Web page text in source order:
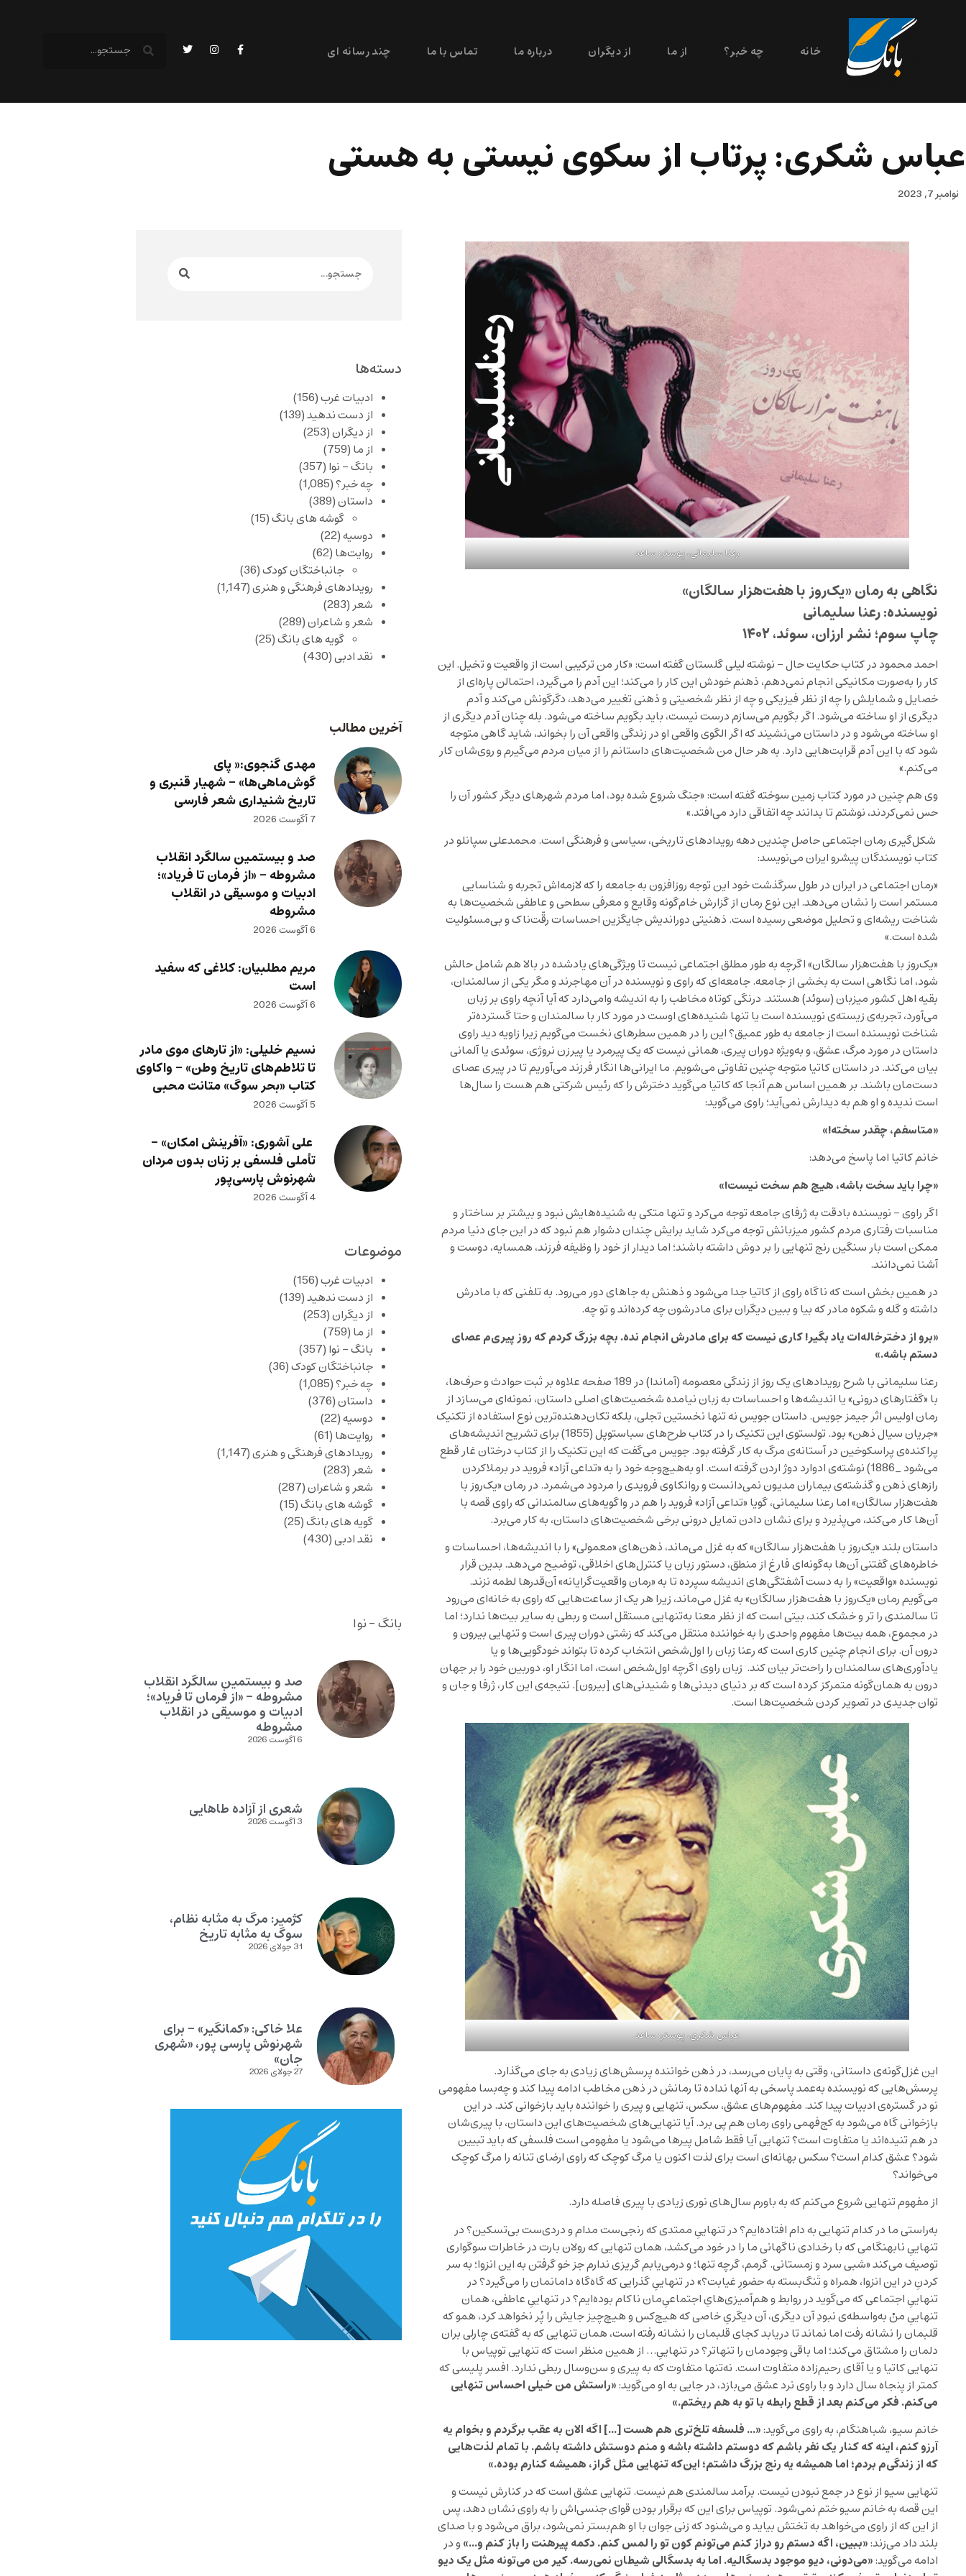
خانه چه خبر؟ از ما از دیگران درباره ما تماس با ما چند رسانه ای
عباس شکری: پرتاب از سکوی نیستی به هستی
نوامبر 7, 2023
رعنا سلیمانی، پوستر: ساعد
نگاهی به رمان «یک‌روز با هفت‌هزار سالگان»
نویسنده: رعنا سلیمانی
چاپ سوم؛ نشر ارزان، سوئد، ۱۴۰۲
احمد محمود در کتاب حکایت حال – نوشته لیلی گلستان گفته است: «کار من ترکیبی است از واقعیت و تخیل. این
کار را به‌صورت مکانیکی انجام نمی‌دهم، ذهنم خودش این کار را می‌کند؛ این آدم را می‌گیرد، احتمالن پاره‌ای از
خصایل و شمایلش را چه از نظر فیزیکی و چه از نظر شخصیتی و ذهنی تغییر می‌دهد، دگرگونش می‌کند و آدم
دیگری از او ساخته می‌شود. اگر بگویم می‌سازم درست نیست، باید بگویم ساخته می‌شود. بله چنان آدم دیگری از
او ساخته می‌شود و در داستان می‌نشیند که اگر الگوی واقعی او در زندگی واقعی آن را بخواند، شاید گاهی متوجه
شود که با این آدم قرابت‌هایی دارد. به هر حال من شخصیت‌های داستانم را از میان مردم می‌گیرم و روی‌شان کار
می‌کنم.»
وی هم چنین در مورد کتاب زمین سوخته گفته است: «جنگ شروع شده بود، اما مردم شهرهای دیگر کشور آن را
حس نمی‌کردند، نوشتم تا بدانند چه اتفاقی دارد می‌افتد.»
شکل‌گیری رمان اجتماعی حاصل چندین دهه رویدادهای تاریخی، سیاسی و فرهنگی است. محمدعلی سپانلو در
کتاب نویسندگان پیشرو ایران می‌نویسد:
«رمان اجتماعی در ایران در طول سرگذشت خود این توجه روزافزون به جامعه را که لازمه‌اش تجربه و شناسایی
مستمر است را نشان می‌دهد. این نوع رمان از گزارش خام‌گونه وقایع و معرفی سطحی و عاطفی شخصیت‌ها به
شناخت ریشه‌ای و تحلیل موضعی رسیده است. ذهنیتی دوراندیش جایگزین احساسات رقّت‌ناک و بی‌مسئولیت
شده است.»
«یک‌روز با هفت‌هزار سالگان» اگرچه به طور مطلق اجتماعی نیست تا ویژگی‌های یادشده در بالا هم شامل حالش
شود، اما نگاهی است به بخشی از جامعه. جامعه‌ای که راوی و نویسنده در آن مهاجرند و مگر یکی از سالمندان،
بقیه اهل کشور میزبان (سوئد) هستند. درنگی کوتاه مخاطب را به اندیشه وامی‌دارد که آیا آنچه راوی بر زبان
می‌آورد، تجربه‌ی زیسته‌ی نویسنده است یا تنها شنیده‌های اوست در مورد کار با سالمندان و حتا گسترده‌تر
شناخت نویسنده است از جامعه به طور عمیق؟ این را در همین سطرهای نخست می‌گویم زیرا زاویه دید راوی
داستان در مورد مرگ، عشق، و به‌ویژه دوران پیری، همانی نیست که یک پیرمرد یا پیرزن نروژی، سوئدی یا آلمانی
بیان می‌کند. در داستان کاتیا متوجه چنین تفاوتی می‌شویم. ما ایرانی‌ها انگار فرزند می‌آوریم تا در پیری عصای
دست‌مان باشند. بر همین اساس هم آنجا که کاتیا می‌گوید دخترش را که رئیس شرکتی هم هست را سال‌ها
است ندیده و او هم به دیدارش نمی‌آید؛ راوی می‌گوید:
«متاسفم، چقدر سخته!»
خانم کاتیا اما پاسخ می‌دهد:
«چرا باید سخت باشه، هیچ هم سخت نیست!»
اگر راوی – نویسنده بادقت به ژرفای جامعه توجه می‌کرد و تنها متکی به شنیده‌هایش نبود و بیشتر بر ساختار و
مناسبات رفتاری مردم کشور میزبانش توجه می‌کرد شاید برایش چندان دشوار هم نبود که در این جای دنیا مردم
ممکن است بار سنگین رنج تنهایی را بر دوش داشته باشند؛ اما دیدار از خود را وظیفه فرزند، همسایه، دوست و
آشنا نمی‌دانند.
در همین بخش است که ناگاه راوی از کاتیا جدا می‌شود و ذهنش به جاهای دور می‌رود. به تلفنی که با مادرش
داشته و گله و شکوه مادر که بیا و ببین دیگران برای مادرشون چه کرده‌اند و تو چه.
«برو از دخترخاله‌ات یاد بگیر! کاری نیست که برای مادرش انجام نده. بچه بزرگ کردم که روز پیری‌م عصای
دستم باشه.»
رعنا سلیمانی با شرح رویدادهای یک روز از زندگی معصومه (آماندا) در 189 صفحه علاوه بر ثبت حوادث و حرف‌ها،
با «گفتارهای درونی» یا اندیشه‌ها و احساسات به زبان نیامده شخصیت‌های اصلی داستان، نمونه‌ای می‌سازد از
رمان اولیس اثر جیمز جویس. داستان جویس نه تنها نخستین تجلی، بلکه تکان‌دهنده‌ترین نوع استفاده از تکنیک
«جریان سیال ذهن» بود. تولستوی این تکنیک را در کتاب طرح‌های سباستوپل (1855) برای تشریح اندیشه‌های
پراکنده‌ی پراسکوخین در آستانه‌ی مرگ به کار گرفته بود. جویس می‌گفت که این تکنیک را از کتاب درختان غار قطع
می‌شود _1886) نوشته‌ی ادوارد دوژ اردن گرفته است. او به‌هیچ‌وجه خود را به «تداعی آزاد» فروید در برملاکردن
رازهای ذهن و گذشته‌ی بیماران مدیون نمی‌دانست و روانکاوی فرویدی را مردود می‌شمرد. در رمان «یک‌روز با
هفت‌هزار سالگان» اما رعنا سلیمانی، گویا «تداعی آزاد» فروید را هم در واگویه‌های سالمندانی که راوی قصه با
آن‌ها کار می‌کند، می‌پذیرد و برای نشان دادن تمایل درونی برخی شخصیت‌های داستان، به کار می‌برد.
داستان بلند «یک‌روز با هفت‌هزار سالگان» که به غزل می‌ماند، ذهن‌های «معمولی» را با اندیشه‌ها، احساسات و
خاطره‌های گفتنی آن‌ها به‌گونه‌ای فارغ از منطق، دستور زبان یا کنترل‌های اخلاقی، توضیح می‌دهد. بدین قرار
نویسنده «واقعیت» را به دست آشفتگی‌های اندیشه سپرده تا به «رمان واقعیت‌گرایانه» آن‌قدرها لطمه نزند.
می‌گویم رمان «یک‌روز با هفت‌هزار سالگان» به غزل می‌ماند، زیرا هر یک از ساعت‌هایی که راوی به خانه‌ای می‌رود
تا سالمندی را تر و خشک کند، بیتی است که از نظر معنا به‌تنهایی مستقل است و ربطی به سایر بیت‌ها ندارد؛ اما
در مجموع، همه بیت‌ها مفهوم واحدی را به خواننده منتقل می‌کند که زشتی دوران پیری است و تنهایی بیرون و
درون آن. برای انجام چنین کاری است که رعنا زبان را اول‌شخص انتخاب کرده تا بتواند خودگویی‌ها و یا
یادآوری‌های سالمندان را راحت‌تر بیان کند. زبان راوی اگرچه اول‌شخص است، اما انگار او، دوربین خود را بر جهان
درون به همان‌گونه متمرکز کرده است که بر دنیای دیدنی‌ها و شنیدنی‌های [بیرون]. نتیجه‌ی این کار، ژرفا و جان و
توان جدیدی در تصویر کردن شخصیت‌ها است.
عباس شکری، پوستر: ساعد
این غزل‌گونه‌ی داستانی، وقتی به پایان می‌رسد، در ذهن خواننده پرسش‌های زیادی به جای می‌گذارد.
پرسش‌هایی که نویسنده به‌عمد پاسخی به آنها نداده تا رمانش در ذهن مخاطب ادامه پیدا کند و چه‌بسا مفهومی
نو در گستره‌ی ادبیات پیدا کند. مفهوم‌های عشق، سکس، تنهایی و پیری را خواننده باید بازخوانی کند. در این
بازخوانی گاه می‌شود به کج‌فهمی راوی رمان هم پی برد. آیا تنهایی‌های شخصیت‌های این داستان، با پیری‌شان
در هم تنیده‌اند یا متفاوت است؟ تنهایی آیا فقط شامل پیرها می‌شود یا مفهومی است فلسفی که باید تبیین
شود؟ عشق کدام است؟ سکس بهانه‌ای است برای لذت اکنون یا مرگ کوچک که راوی ارضای تنانه را مرگ کوچک
می‌خواند؟
از مفهوم تنهایی شروع می‌کنم که به باورم سال‌های نوری زیادی با پیری فاصله دارد.
به‌راستی ما در کدام تنهایی به دام افتاده‌ایم؟ در تنهاییِ ممتدی که رنجی‌ست مدام و دردی‌ست بی‌تسکین؟ در
تنهاییِ نابهنگامی که با رخدادی ناگهانی ما را در خود می‌کشد، همان تنهایی که رولان بارت در خاطرات سوگواری
توصیف می‌کند«شبی سرد و زمستانی. گرمم، گرچه تنها؛ و درمی‌یابم گریزی ندارم جز خو گرفتن به این انزوا؛ به سر
کردنِ در این انزوا، همراه و تَنگ‌بسته به حضورِ غیابت؟»در تنهاییِ گذرایی که گاه‌گاه دامانمان را می‌گیرد؟ در
تنهاییِ اجتماعی که می‌گوید در روابط و هم‌آمیزی‌هایِ اجتماعیِ‌مان ناکام بوده‌ایم؟ در تنهاییِ عاطفی، همان
تنهاییِ منْ به‌واسطه‌ی نبودِ آن دیگری، آن دیگریِ خاصی که هیچ‌کس و هیچ‌چیز جایش را پُر نخواهد کرد، همو که
قلبمان را نشانه رفت اما نماند تا دریابد کجای قلبمان را نشانه رفته است، همان تنهایی که به گفته‌ی چارلی بران
دلمان را مشتاق می‌کند؛ اما باقی وجودمان را تنهاتر؟ در تنهاییِ… از همین منظر است که تنهایی توپیاس با
تنهایی کاتیا و یا آقای رحیم‌زاده متفاوت است. نه‌تنها متفاوت که به پیری و سن‌وسال ربطی ندارد. افسر پلیسی که
کمتر از پنجاه سال دارد و با راوی نرد عشق می‌بازد، در جایی به او می‌گوید:«راستش من خیلی احساس تنهایی
می‌کنم. فکر می‌کنم بعد از قطع رابطه با تو به هم ریختم.»
خانم سیو، شباهنگام، به راوی می‌گوید:«… فلسفه تلخ‌تری هم هست […] اگه الان به عقب برگردم و بخوام یه
آرزو کنم، اینه که کنار یک نفر باشم که دوستم داشته باشه و منم دوستش داشته باشم. با تمام لذت‌هایی
که از زندگی‌م بردم؛ اما همیشه یه رنج بزرگ داشتم؛ این‌که تنهایی مثل گراز، همیشه کنارم بوده.»
تنهایی سیو از نوع در جمع نبودن نیست. برآمد سالمندی هم نیست. تنهایی عشق است که در کنارش نیست و
این قصه به خانم سیو ختم نمی‌شود. توپیاس برای این که برقرار بودن قوای جنسی‌اش را به راوی نشان دهد، پس
از این که از راوی می‌خواهد به تختش بیاید و می‌شنود که زنی جوان با او هم‌بستر نمی‌شود، براق می‌شود و با صدای
بلند داد می‌زند:«ببین، اگه دستم رو دراز کنم می‌تونم کون تو را لمس کنم. دکمه پیرهنت را باز کنم و…»و در
ادامه می‌گوید:«می‌دونی، دیو موجود بدسگالیه. اما به بدسگالی شیطان نمی‌رسه. کیر من می‌تونه مثل یک دیو
دسته‌ها
ادبیات غرب(156)
از دست ندهید(139)
از دیگران(253)
از ما (759)
بانگ – نوا (357)
چه خبر؟(1,085)
داستان(389)
گوشه های بانگ(15)
دوسیه(22)
روایت‌ها (62)
جانباختگان کودک(36)
رویدادهای فرهنگی و هنری(1,147)
شعر(283)
شعر و شاعران(289)
گویه های بانگ(25)
نقد ادبی(430)
آخرین مطالب
مهدی گنجوی:« پای
گوش‌ماهی‌ها» – شهیار قنبری و
تاریخ شنیداری شعر فارسی
7 آگوست 2026
صد و بیستمین سالگرد انقلاب
مشروطه – «از فرمان تا فریاد»؛
ادبیات و موسیقی در انقلاب
مشروطه
6 آگوست 2026
مریم مطلبیان: کلاغی که سفید
است
6 آگوست 2026
نسیم خلیلی: «از تارهای موی مادر
تا تلاطم‌های تاریخ وطن» – واکاوی
کتاب «بحر سوگ» متانت محبی
5 آگوست 2026
علی آشوری: «آفرینش امکان» –
تأملی فلسفی بر زنان بدون مردان
شهرنوش پارسی‌پور
4 آگوست 2026
موضوعات
ادبیات غرب(156)
از دست ندهید(139)
از دیگران(253)
از ما (759)
بانگ – نوا (357)
جانباختگان کودک(36)
چه خبر؟(1,085)
داستان(376)
دوسیه(22)
روایت‌ها (61)
رویدادهای فرهنگی و هنری(1,147)
شعر (283)
شعر و شاعران(287)
گوشه های بانگ(15)
گویه های بانگ(25)
نقد ادبی(430)
بانگ - نوا
صد و بیستمین سالگرد انقلاب
مشروطه – «از فرمان تا فریاد»؛
ادبیات و موسیقی در انقلاب
مشروطه
6 آگوست 2026
شعری از آزاده طاهایی
3 آگوست 2026
کژمیر: مرگ به مثابه نظام،
سوگ به مثابه تاریخ
31 جولای 2026
علا خاکی: «کمانگیر» – برای
شهرنوش پارسی پور، «شهری
جان»
27 جولای 2026